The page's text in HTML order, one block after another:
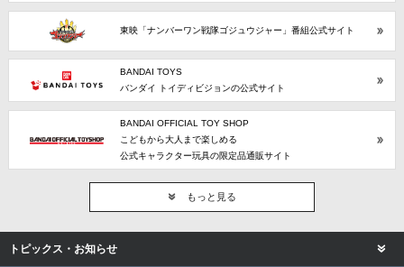
東映「ナンバーワン戦隊ゴジュウジャー」番組公式サイト
BANDAI TOYS
バンダイ トイディビジョンの公式サイト
BANDAI OFFICIAL TOY SHOP
こどもから大人まで楽しめる
公式キャラクター玩具の限定品通販サイト
もっと見る
トピックス・お知らせ